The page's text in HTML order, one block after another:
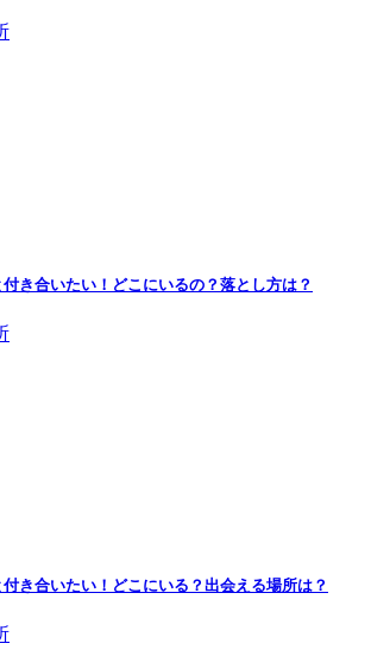
き合いたい！どこにいるの？落とし方は？
き合いたい！どこにいる？出会える場所は？